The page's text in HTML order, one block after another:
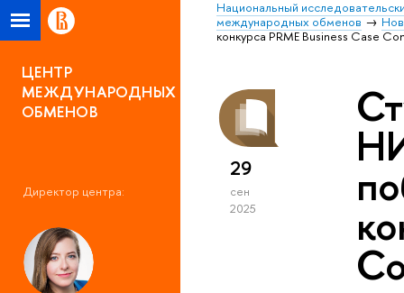
Национальный
международных обменов
конкурса PRME Business Case
ЦЕНТР
МЕЖДУНАРОДНЫХ
ОБМЕНОВ
Директор центра:
29
сен
2025